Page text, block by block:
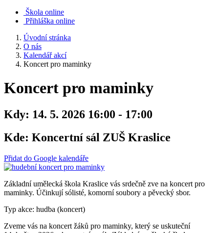
Škola online
Přihláška online
Úvodní stránka
O nás
Kalendář akcí
Koncert pro maminky
Koncert pro maminky
Kdy: 14. 5. 2026 16:00 - 17:00
Kde: Koncertní sál ZUŠ Kraslice
Přidat do Google kalendáře
Základní umělecká škola Kraslice vás srdečně zve na koncert pro
maminky. Účinkují sólisté, komorní soubory a pěvecký sbor.
Typ akce: hudba (koncert)
Zveme vás na koncert žáků pro maminky, který se uskuteční